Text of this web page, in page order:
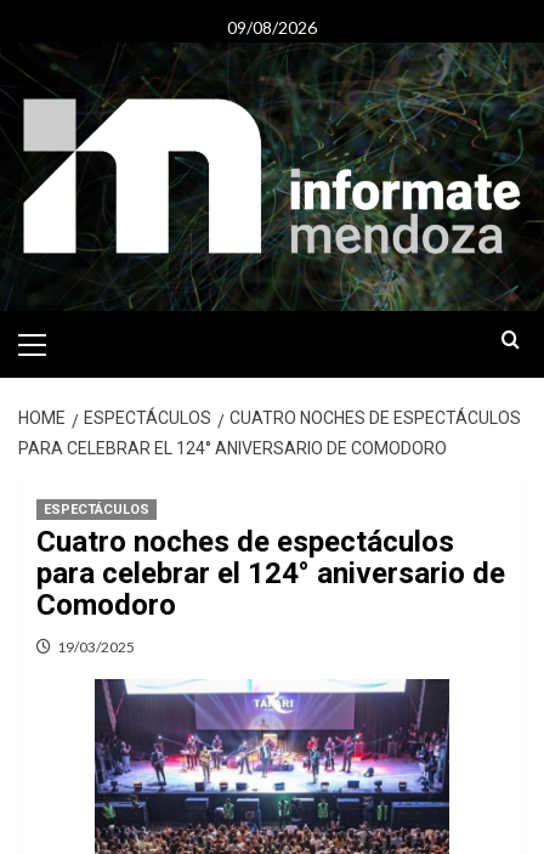
content
09/08/2026
Menu
HOME ESPECTÁCULOS
CUATRO NOCHES DE ESPECTÁCULOS
PARA CELEBRAR EL 124° ANIVERSARIO DE COMODORO
ESPECTÁCULOS
Cuatro noches de espectáculos
para celebrar el 124° aniversario de
Comodoro
19/03/2025